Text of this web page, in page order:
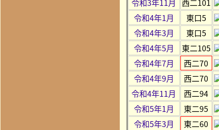
令和3年11月
西二101
令和4年1月
東口5
令和4年3月
東口5
令和4年5月
東二105
令和4年7月
西二70
令和4年9月
西二70
令和4年11月
西二94
令和5年1月
東二95
令和5年3月
東二60